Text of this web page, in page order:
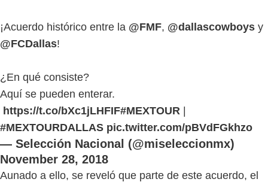
¡Acuerdo histórico entre la @FMF, @dallascowboys y
@FCDallas!
¿En qué consiste?
Aquí se pueden enterar.
https://t.co/bXc1jLHFIF#MEXTOUR |
#MEXTOURDALLAS pic.twitter.com/pBVdFGkhzo
— Selección Nacional (@miseleccionmx)
November 28, 2018
Aunado a ello, se reveló que parte de este acuerdo, el